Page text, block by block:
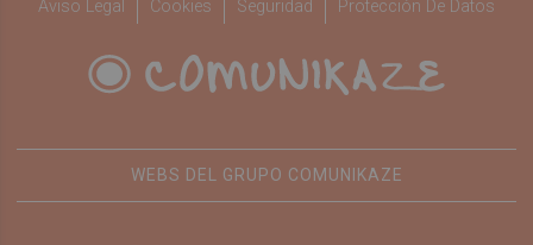
Aviso Legal
Cookies Seguridad Protección De Datos
WEBS DEL GRUPO COMUNIKAZE